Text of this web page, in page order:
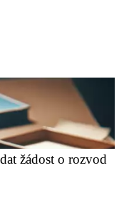
žádost o rozvod